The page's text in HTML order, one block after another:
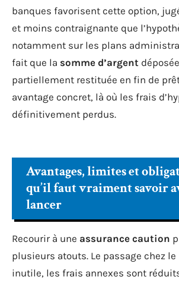
banques favorisent cette option,
et moins contraignante que
notamment sur les plans
fait que la somme d’argent
partiellement restituée en fin de
avantage concret, là où les frais
définitivement perdus.
Avantages, limites et
qu’il faut vraiment savoir
lancer
Recourir à une assurance caution
plusieurs atouts. Le passage chez
inutile, les frais annexes sont